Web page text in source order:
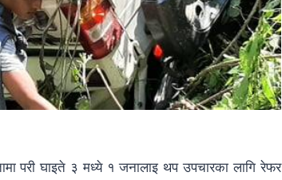
परी घाइते ३ मध्ये १ जनालाइ थप उपचारका लागि रेफर